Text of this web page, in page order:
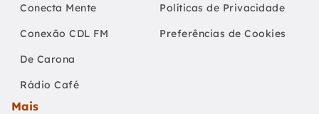
Conecta Mente
Conexão CDL FM
De Carona
Rádio Café
Políticas de Privacidade
Preferências de Cookies
Mais